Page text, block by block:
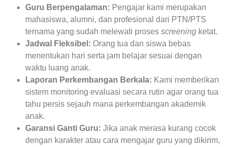
Guru Berpengalaman: Pengajar kami merupakan
mahasiswa, alumni, dan profesional dari PTN/PTS
ternama yang sudah melewati proses screening ketat.
Jadwal Fleksibel: Orang tua dan siswa bebas
menentukan hari serta jam belajar sesuai dengan
waktu luang anak.
Laporan Perkembangan Berkala: Kami memberikan
sistem monitoring evaluasi secara rutin agar orang tua
tahu persis sejauh mana perkembangan akademik
anak.
Garansi Ganti Guru: Jika anak merasa kurang cocok
dengan karakter atau cara mengajar guru yang dikirim,